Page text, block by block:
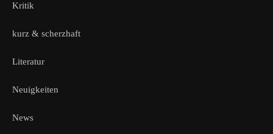
Kritik
kurz & scherzhaft
Literatur
Neuigkeiten
News